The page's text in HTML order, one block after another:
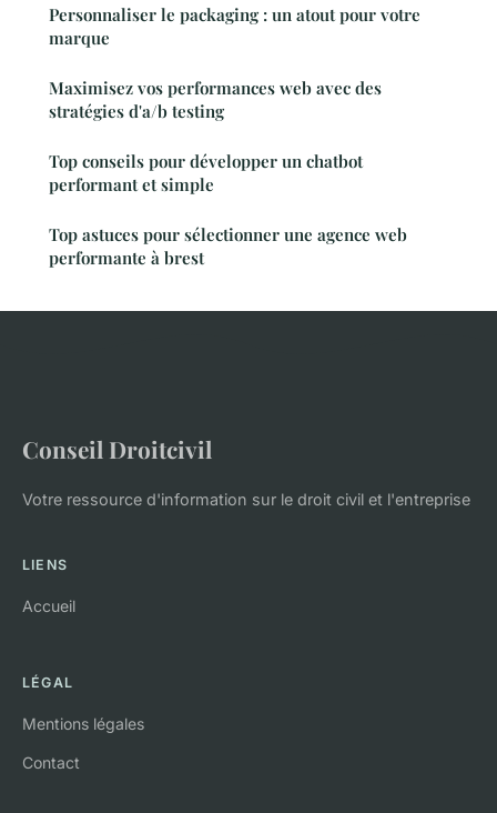
Personnaliser le packaging : un atout pour votre
marque
Maximisez vos performances web avec des
stratégies d'a/b testing
Top conseils pour développer un chatbot
performant et simple
Top astuces pour sélectionner une agence web
performante à brest
Conseil Droitcivil
Votre ressource d'information sur le droit civil et l'entreprise
LIENS
Accueil
LÉGAL
Mentions légales
Contact